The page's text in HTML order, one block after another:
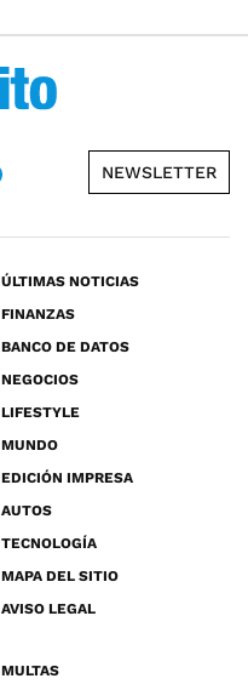
NEWSLETTER
ÚLTIMAS NOTICIAS
FINANZAS
BANCO DE DATOS
NEGOCIOS
LIFESTYLE
MUNDO
EDICIÓN IMPRESA
AUTOS
TECNOLOGÍA
MAPA DEL SITIO
AVISO LEGAL
MULTAS